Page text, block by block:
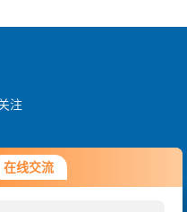
在线交流
迎前来咨询，很高兴为您
问您要咨询什么问题呢？
在线交流
注